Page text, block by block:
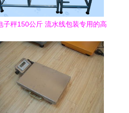
子秤150公斤 流水线包装专用的高